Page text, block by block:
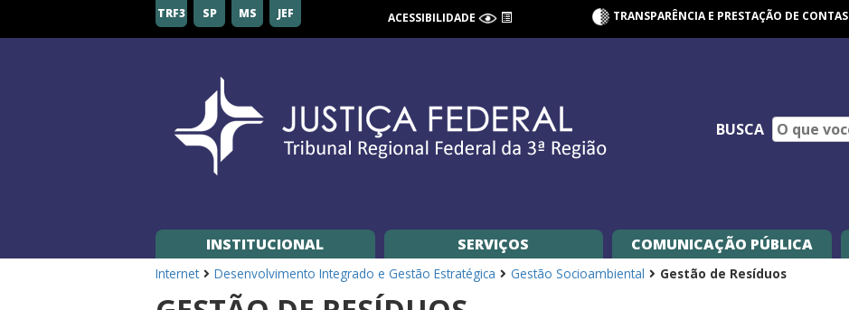
Federal
TRF3 SP MS JEF ACESSIBILIDADE TRANSPARÊNCIA E PRESTAÇÃO DE CONTAS
BUSCA
INSTITUCIONAL SERVIÇOS COMUNICAÇÃO PÚBLICA
Internet Desenvolvimento Integrado e Gestão Estratégica Gestão Socioambiental Gestão de Resíduos